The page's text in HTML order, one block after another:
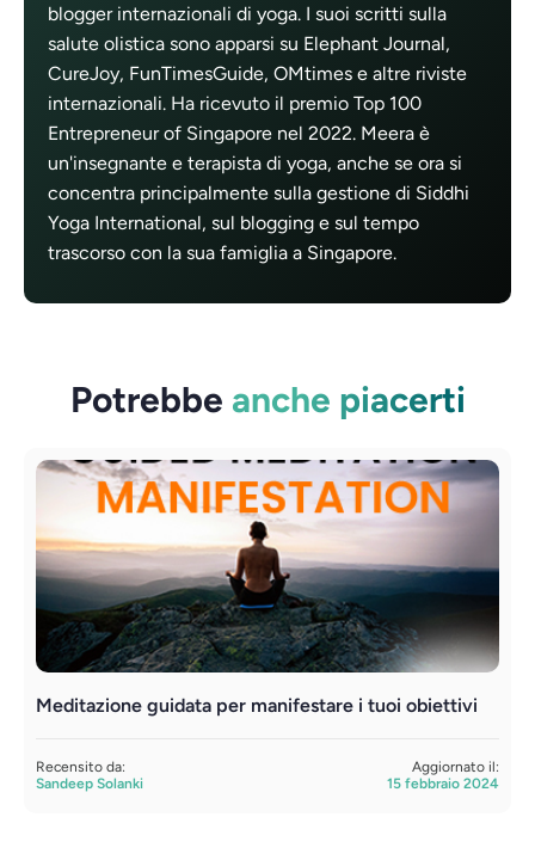
blogger internazionali di yoga. I suoi scritti sulla
salute olistica sono apparsi su Elephant Journal,
CureJoy, FunTimesGuide, OMtimes e altre riviste
internazionali. Ha ricevuto il premio Top 100
Entrepreneur of Singapore nel 2022. Meera è
un'insegnante e terapista di yoga, anche se ora si
concentra principalmente sulla gestione di Siddhi
Yoga International, sul blogging e sul tempo
trascorso con la sua famiglia a Singapore.
Potrebbe anche piacerti
Meditazione guidata per manifestare i tuoi obiettivi
Recensito da:
Sandeep Solanki
Aggiornato il:
15 febbraio 2024